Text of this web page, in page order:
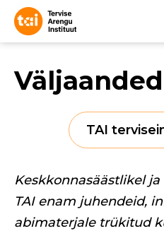
Väljaanded
TAI
Keskkonnasäästlikel
TAI enam juhendeid,
abimaterjale trükitud